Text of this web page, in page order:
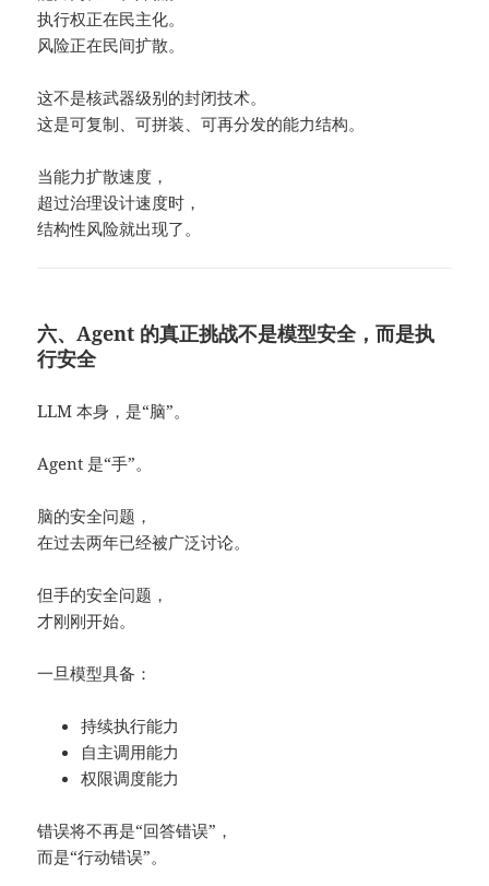
执行权正在民主化。
风险正在民间扩散。
这不是核武器级别的封闭技术。
这是可复制、可拼装、可再分发的能力结构。
当能力扩散速度，
超过治理设计速度时，
结构性风险就出现了。
六、Agent 的真正挑战不是模型安全，而是执
行安全
LLM 本身，是“脑”。
Agent 是“手”。
脑的安全问题，
在过去两年已经被广泛讨论。
但手的安全问题，
才刚刚开始。
一旦模型具备：
持续执行能力
自主调用能力
权限调度能力
错误将不再是“回答错误”，
而是“行动错误”。